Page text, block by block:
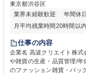
東京都渋谷区
業界未経験歓迎
年間休
月平均残業時間20時間以内
住宅手当あり
完全週休2日制
交通費
仕事の内容
企業名 高波クリエイト株式会社 求人名 【生産管理】キャラクタ
や雑貨の生産・品質管理/年休125日/転勤無 仕
のファッション雑貨・バッ